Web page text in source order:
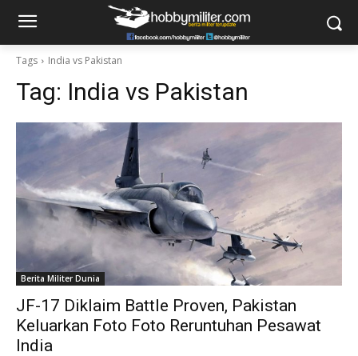
Tags India vs Pakistan
Tag: India vs Pakistan
Berita Militer Dunia
JF-17 Diklaim Battle Proven, Pakistan
Keluarkan Foto Foto Reruntuhan Pesawat
India